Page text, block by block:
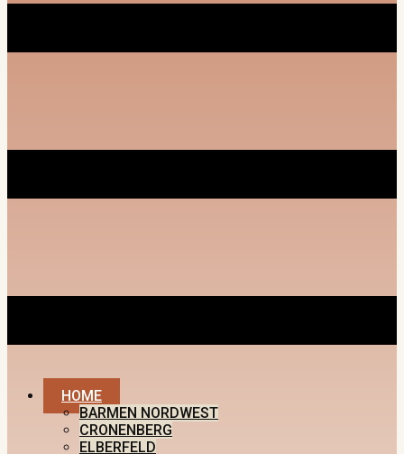
HOME
BARMEN NORDWEST
CRONENBERG
ELBERFELD